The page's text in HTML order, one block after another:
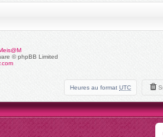
© phpBB Limited
Heures au format UTC